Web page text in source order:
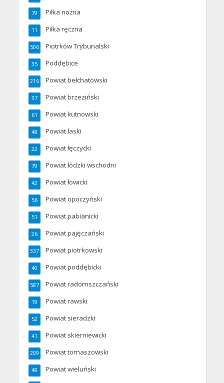
Piłka nożna
79
Piłka ręczna
11
Piotrków Trybunalski
506
Poddębice
35
Powiat bełchatowski
216
Powiat brzeziński
37
Powiat kutnowski
61
Powiat łaski
48
Powiat łęczycki
22
Powiat łódzki wschodni
79
Powiat łowicki
42
Powiat opoczyński
56
Powiat pabianicki
51
Powiat pajęczański
26
Powiat piotrkowski
337
Powiat poddębicki
40
Powiat radomszczański
587
Powiat rawski
19
Powiat sieradzki
52
Powiat skierniewicki
41
Powiat tomaszowski
209
Powiat wieluński
48